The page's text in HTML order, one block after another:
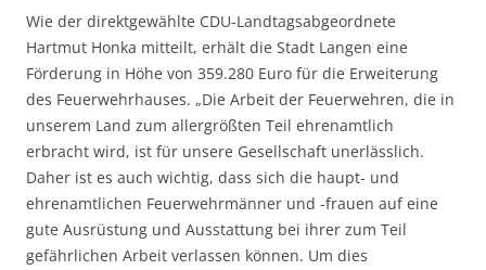
Wie der direktgewählte CDU-Landtagsabgeordnete
Hartmut Honka mitteilt, erhält die Stadt Langen eine
Förderung in Höhe von 359.280 Euro für die Erweiterung
des Feuerwehrhauses. „Die Arbeit der Feuerwehren, die in
unserem Land zum allergrößten Teil ehrenamtlich
erbracht wird, ist für unsere Gesellschaft unerlässlich.
Daher ist es auch wichtig, dass sich die haupt- und
ehrenamtlichen Feuerwehrmänner und -frauen auf eine
gute Ausrüstung und Ausstattung bei ihrer zum Teil
gefährlichen Arbeit verlassen können. Um dies